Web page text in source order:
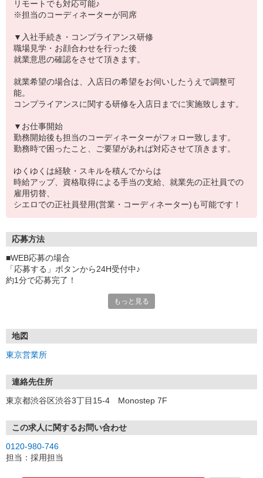
リモートでも対応可能♪
※担当のコーディネーターが同席
▼入社手続き・コンプライアンス研修
職場見学・お顔合わせを行った後
就業意思の確認をさせて頂きます。
就業希望の場合は、入店日の希望をお伺いしたうえで調整可
能。
コンプライアンスに関する研修を入店日までに実施致します。
▼お仕事開始
勤務開始後も担当のコーディネーターがフォロー致します。
勤務時で困ったこと、ご要望があれば対応させて頂きます。
ゆくゆくは経験・スキルを積んでからは
時給アップ、資格取得による手当の支給、就業先の正社員での
雇用切替、
シエロでの正社員登用(営業・コーディネーター)も可能です！
応募方法
■WEB応募の場合
「応募する」ボタンから24H受付中♪
約1分で応募完了！
①応募から3営業日を目安に、メールorお電話でご連絡します。
★スマホでWEB面接（LINEなど）・出張面接・事務所面接と選べま
す
③面接実施（履歴書不要）
※ご希望があれば、職場見学の調整もOKです！
お気軽にご応募ください♪
もっと見る
地図
東京営業所
連絡先住所
東京都渋谷区渋谷3丁目15-4 Monostep 7F
この求人に関するお問い合わせ
0120-980-746
担当：採用担当